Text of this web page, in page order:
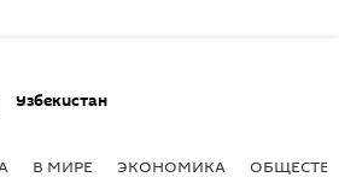
Узбекистан
В МИРЕ ЭКОНОМИКА